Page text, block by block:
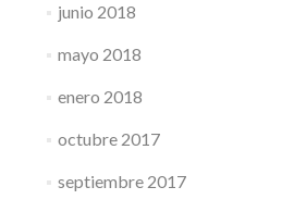
junio 2018
mayo 2018
enero 2018
octubre 2017
septiembre 2017